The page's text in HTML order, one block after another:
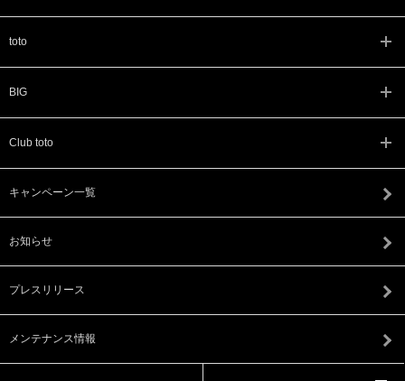
toto
BIG
Club toto
キャンペーン一覧
お知らせ
プレスリリース
メンテナンス情報